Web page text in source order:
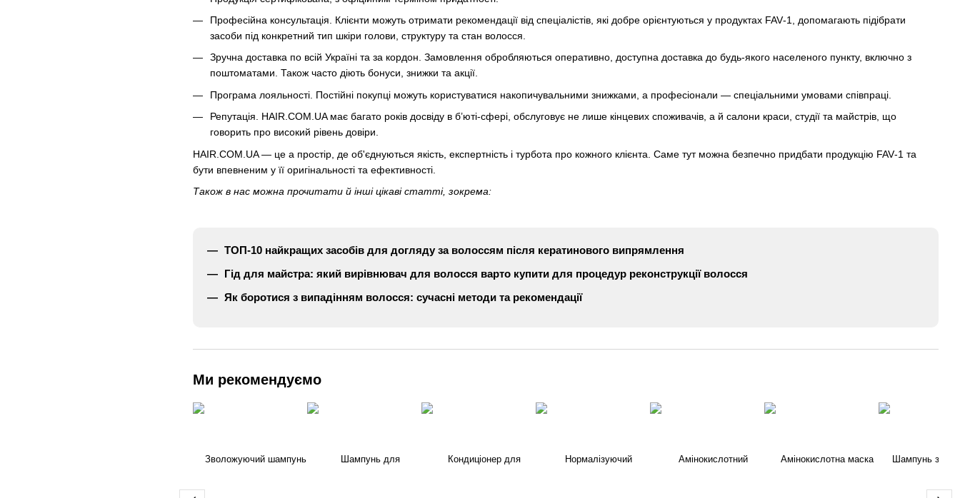
Професійна консультація. Клієнти можуть отримати рекомендації від спеціалістів, які добре орієнтуються у продуктах FAV‑1, допомагають підібрати
засоби під конкретний тип шкіри голови, структуру та стан волосся.
Зручна доставка по всій Україні та за кордон. Замовлення обробляються оперативно, доступна доставка до будь-якого населеного пункту, включно з
поштоматами. Також часто діють бонуси, знижки та акції.
Програма лояльності. Постійні покупці можуть користуватися накопичувальними знижками, а професіонали — спеціальними умовами співпраці.
Репутація. HAIR.COM.UA має багато років досвіду в б’юті-сфері, обслуговує не лише кінцевих споживачів, а й салони краси, студії та майстрів, що
говорить про високий рівень довіри.
HAIR.COM.UA — це а простір, де об'єднуються якість, експертність і турбота про кожного клієнта. Саме тут можна безпечно придбати продукцію FAV‑1 та
бути впевненим у її оригінальності та ефективності.
Також в нас можна прочитати й інші цікаві статті, зокрема:
ТОП-10 найкращих засобів для догляду за волоссям після кератинового випрямлення
Гід для майстра: який вирівнювач для волосся варто купити для процедур реконструкції волосся
Як боротися з випадінням волосся: сучасні методи та рекомендації
Ми рекомендуємо